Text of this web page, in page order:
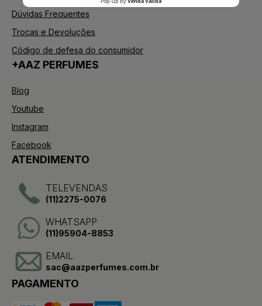
Dúvidas Frequentes
Trocas e Devoluções
Código de defesa do consumidor
+AAZ PERFUMES
Blog
Youtube
Instagram
Facebook
ATENDIMENTO
TELEVENDAS
(11)2275-0076
WHATSAPP
(11)95904-8853
EMAIL
sac@aazperfumes.com.br
PAGAMENTO